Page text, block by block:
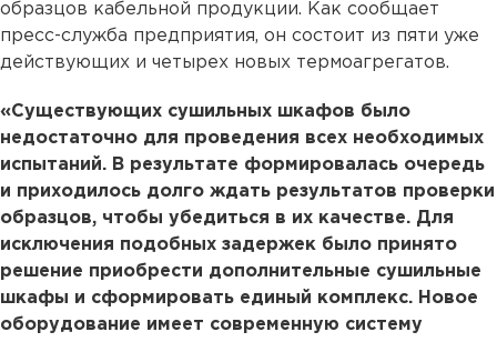
образцов кабельной продукции. Как сообщает
пресс-служба предприятия, он состоит из пяти уже
действующих и четырех новых термоагрегатов.
«Существующих сушильных шкафов было
недостаточно для проведения всех необходимых
испытаний. В результате формировалась очередь
и приходилось долго ждать результатов проверки
образцов, чтобы убедиться в их качестве. Для
исключения подобных задержек было принято
решение приобрести дополнительные сушильные
шкафы и сформировать единый комплекс. Новое
оборудование имеет современную систему